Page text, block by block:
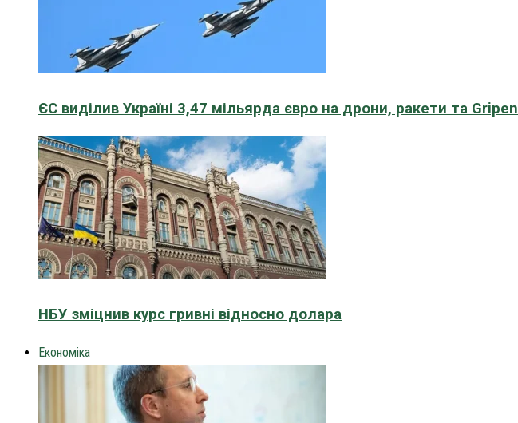
ЄС виділив Україні 3,47 мільярда євро на дрони, ракети та Gripen
НБУ зміцнив курс гривні відносно долара
Економіка